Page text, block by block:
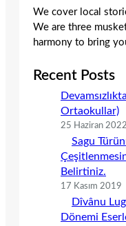
We cover local
We are three
harmony to bring
Recent Posts
Ortaokullar)
25 Haziran 2022
Sagu
Belirtiniz.
17 Kasım 2019
Dîvânu
Dönemi